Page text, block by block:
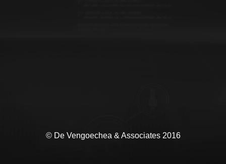
© De Vengoechea & Associates 2016